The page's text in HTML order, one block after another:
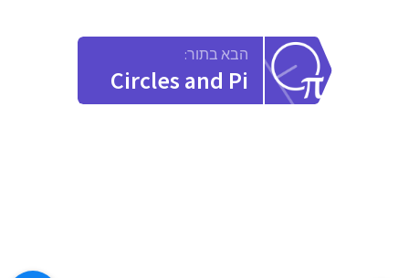
הבא בתור:
Circles and Pi